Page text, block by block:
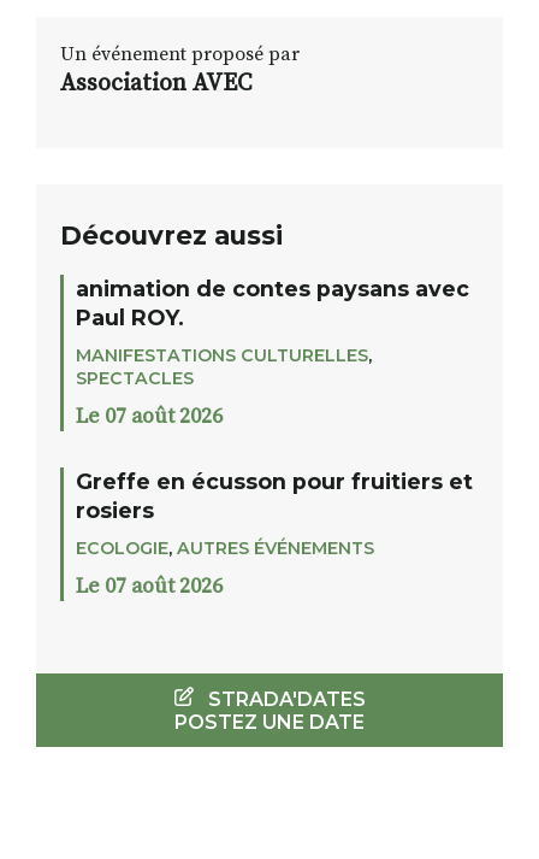
Un événement proposé par
Association AVEC
Découvrez aussi
animation de contes paysans avec
Paul ROY.
MANIFESTATIONS CULTURELLES,
SPECTACLES
Le 07 août 2026
Greffe en écusson pour fruitiers et
rosiers
ECOLOGIE, AUTRES ÉVÉNEMENTS
Le 07 août 2026
STRADA'DATES
POSTEZ UNE DATE